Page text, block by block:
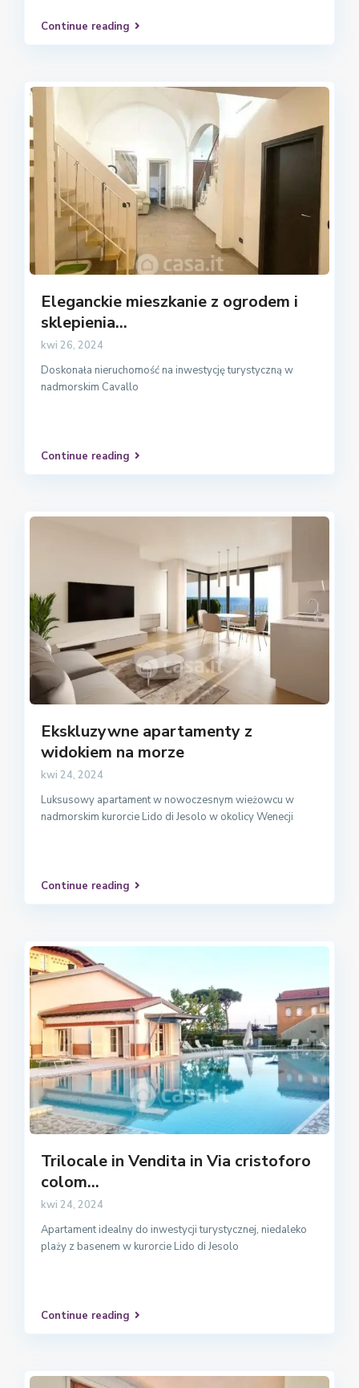
Continue reading
Eleganckie mieszkanie z ogrodem i
sklepienia...
kwi 26, 2024
Doskonała nieruchomość na inwestycję turystyczną w
nadmorskim Cavallo
Continue reading
Ekskluzywne apartamenty z
widokiem na morze
kwi 24, 2024
Luksusowy apartament w nowoczesnym wieżowcu w
nadmorskim kurorcie Lido di Jesolo w okolicy Wenecji
Continue reading
Trilocale in Vendita in Via cristoforo
colom...
kwi 24, 2024
Apartament idealny do inwestycji turystycznej, niedaleko
plaży z basenem w kurorcie Lido di Jesolo
Continue reading